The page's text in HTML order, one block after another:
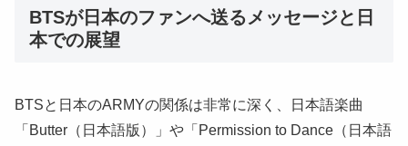
BTSが日本のファンへ送るメッセージと日
本での展望
BTSと日本のARMYの関係は非常に深く、日本語楽曲
「Butter（日本語版）」や「Permission to Dance（日本語